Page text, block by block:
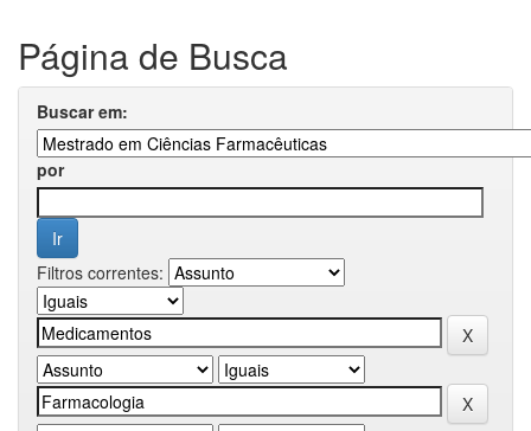
Página de Busca
Buscar em:
por
Filtros correntes: